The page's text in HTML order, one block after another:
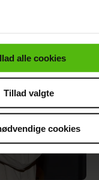
.
alle cookies
Tillad valgte
cookies